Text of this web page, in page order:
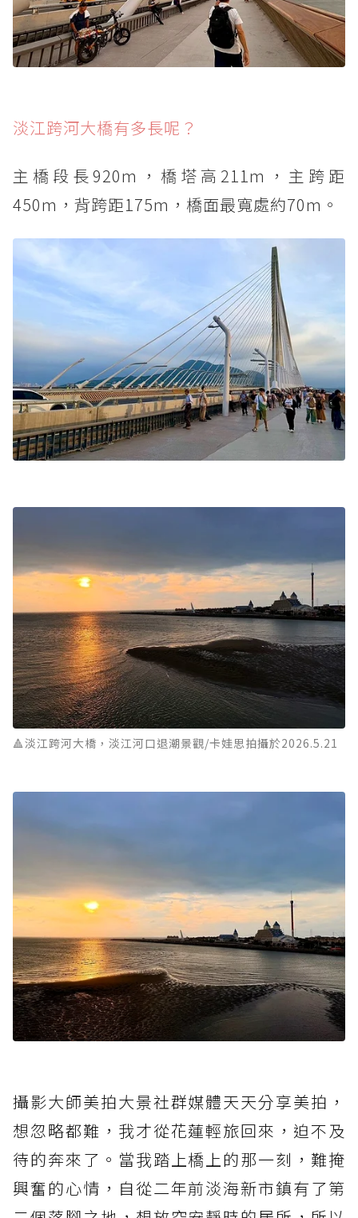
淡江跨河大橋有多長呢？
主橋段長920m，橋塔高211m，主跨距
450m，背跨距175m，橋面最寬處約70m。
🔺淡江跨河大橋，淡江河口退潮景觀/卡娃思拍攝於2026.5.21
攝影大師美拍大景社群媒體天天分享美拍，
想忽略都難，我才從花蓮輕旅回來，迫不及
待的奔來了。當我踏上橋上的那一刻，難掩
興奮的心情，自從二年前淡海新市鎮有了第